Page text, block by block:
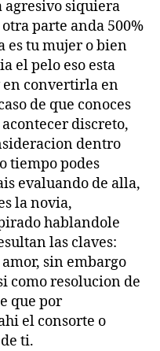
agresivo siquiera
parte anda 500%
es tu mujer o bien
el pelo eso esta
en convertirla en
de que conoces
discreto,
dentro
tiempo podes
evaluando de alla,
la novia,
hablandole
las claves:
sin embargo
como resolucion de
que por
el consorte o
ti.